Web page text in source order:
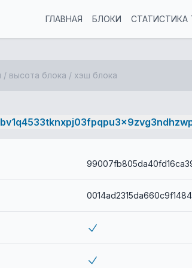
ГЛАВНАЯ БЛОКИ СТАТИСТИКА